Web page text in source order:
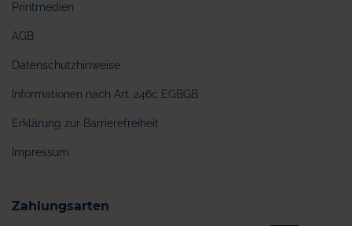
Printmedien
AGB
Datenschutzhinweise
Informationen nach Art. 246c EGBGB
Erklärung zur Barrierefreiheit
Impressum
Zahlungsarten